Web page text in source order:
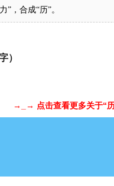
”，合成“历”。
）
→_→ 点击查看更多关于“历